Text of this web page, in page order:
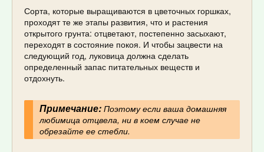
Сорта, которые выращиваются в цветочных горшках,
проходят те же этапы развития, что и растения
открытого грунта: отцветают, постепенно засыхают,
переходят в состояние покоя. И чтобы зацвести на
следующий год, луковица должна сделать
определенный запас питательных веществ и
отдохнуть.
Примечание:Поэтому если ваша домашняя
любимица отцвела, ни в коем случае не
обрезайте ее стебли.